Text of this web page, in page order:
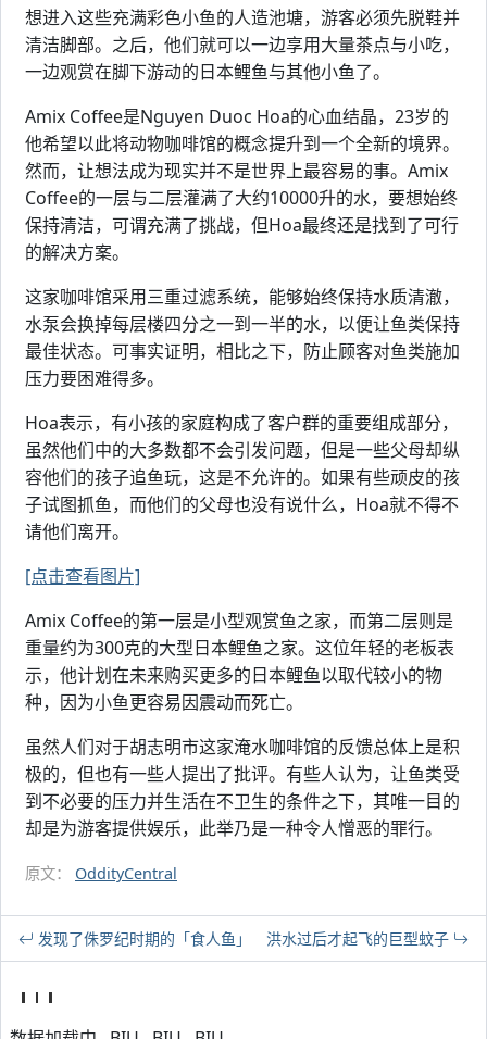
想进入这些充满彩色小鱼的人造池塘，游客必须先脱鞋并
清洁脚部。之后，他们就可以一边享用大量茶点与小吃，
一边观赏在脚下游动的日本鲤鱼与其他小鱼了。
Amix Coffee是Nguyen Duoc Hoa的心血结晶，23岁的
他希望以此将动物咖啡馆的概念提升到一个全新的境界。
然而，让想法成为现实并不是世界上最容易的事。Amix
Coffee的一层与二层灌满了大约10000升的水，要想始终
保持清洁，可谓充满了挑战，但Hoa最终还是找到了可行
的解决方案。
这家咖啡馆采用三重过滤系统，能够始终保持水质清澈，
水泵会换掉每层楼四分之一到一半的水，以便让鱼类保持
最佳状态。可事实证明，相比之下，防止顾客对鱼类施加
压力要困难得多。
Hoa表示，有小孩的家庭构成了客户群的重要组成部分，
虽然他们中的大多数都不会引发问题，但是一些父母却纵
容他们的孩子追鱼玩，这是不允许的。如果有些顽皮的孩
子试图抓鱼，而他们的父母也没有说什么，Hoa就不得不
请他们离开。
[点击查看图片]
Amix Coffee的第一层是小型观赏鱼之家，而第二层则是
重量约为300克的大型日本鲤鱼之家。这位年轻的老板表
示，他计划在未来购买更多的日本鲤鱼以取代较小的物
种，因为小鱼更容易因震动而死亡。
虽然人们对于胡志明市这家淹水咖啡馆的反馈总体上是积
极的，但也有一些人提出了批评。有些人认为，让鱼类受
到不必要的压力并生活在不卫生的条件之下，其唯一目的
却是为游客提供娱乐，此举乃是一种令人憎恶的罪行。
原文： OddityCentral
发现了侏罗纪时期的「食人鱼」 洪水过后才起飞的巨型蚊子